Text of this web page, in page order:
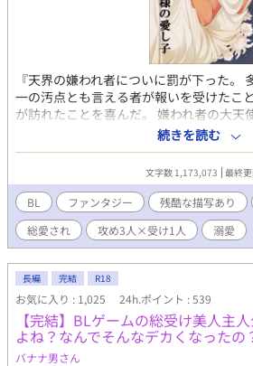
『天界の嫌われ者についに罰が下った。
一の汚点とも言える者が報いを受けたこ
が訪れたことを喜んだ。 嫌われ者の大天
ず、ひっそりと息を引き取ったことも、
ることもなく、新たな命が生まれていた
────』 神様と天使達がいる世界のお
ンタジーの世界。 嫌われ、のち愛され。
初は谷からのスタートです。 ※総受け愛
になります(全員×受けという訳ではあり
見た目だけは俺様系筋肉美丈夫受け(中身
ばいいのか分からず迷走中です…ガチム
クに割れた腹筋とたわわな雄っぱいが魅
人、美青年、可愛い子攻め。 弱々な受け
て囲って慈しんで貪る溺愛系攻めと無自
かった次第です。 ★第9回BL小説大賞に
た！★ 初創作、字書き歴も2mmくらいの
お付き合い頂けましたら幸いです。
続きを読む
文字数 1,173,073 最終
BL ファンタジー 残酷な描写あり
総愛され
攻め3人×受け1人 溺愛
長編 完結 R18
お気に入り : 1,025 24h.ポイント : 539
【完結】BLゲームの総受け美人
よね？なんでそんなデカくなったの
バナナ男さん